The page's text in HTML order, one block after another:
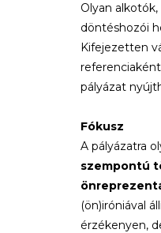
Olyan
döntéshozói
Kifejezetten
pályázat
Fókusz
A pályázatra
szempontú
(ön)iróniával
érzékenyen,